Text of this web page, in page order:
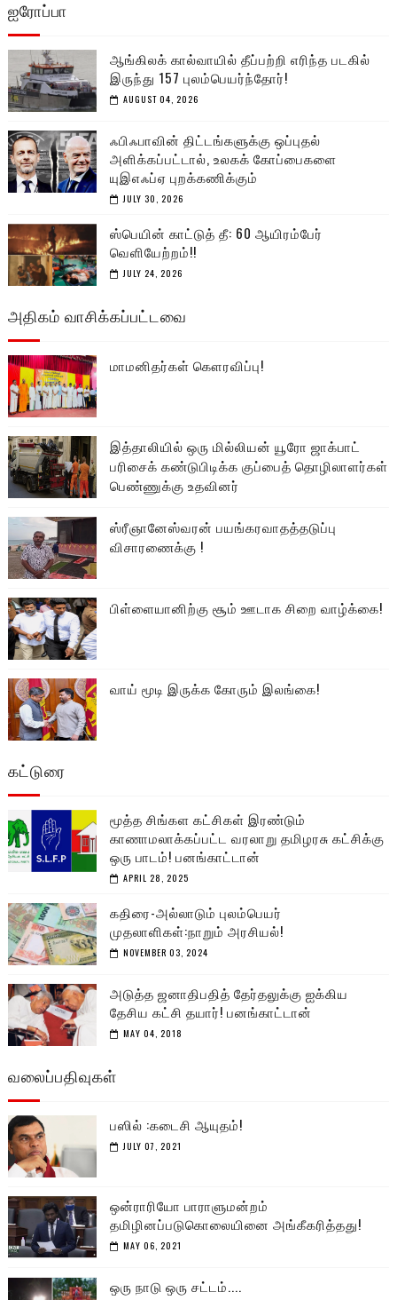
ஐரோப்பா
ஆங்கிலக் கால்வாயில் தீப்பற்றி எரிந்த படகில்
இருந்து 157 புலம்பெயர்ந்தோர்!
AUGUST 04, 2026
ஃபிஃபாவின் திட்டங்களுக்கு ஒப்புதல்
அளிக்கப்பட்டால், உலகக் கோப்பைகளை
யுஇஎஃப்ஏ புறக்கணிக்கும்
JULY 30, 2026
ஸ்பெயின் காட்டுத் தீ: 60 ஆயிரம்பேர்
வெளியேற்றம்!!
JULY 24, 2026
அதிகம் வாசிக்கப்பட்டவை
மாமனிதர்கள் கௌரவிப்பு!
இத்தாலியில் ஒரு மில்லியன் யூரோ ஜாக்பாட்
பரிசைக் கண்டுபிடிக்க குப்பைத் தொழிலாளர்கள்
பெண்ணுக்கு உதவினர்
ஸ்ரீஞானேஸ்வரன் பயங்கரவாதத்தடுப்பு
விசாரணைக்கு !
பிள்ளையானிற்கு சூம் ஊடாக சிறை வாழ்க்கை!
வாய் மூடி இருக்க கோரும் இலங்கை!
கட்டுரை
மூத்த சிங்கள கட்சிகள் இரண்டும்
காணாமலாக்கப்பட்ட வரலாறு தமிழரசு கட்சிக்கு
ஒரு பாடம்! பனங்காட்டான்
APRIL 28, 2025
கதிரை-அல்லாடும் புலம்பெயர்
முதலாளிகள்:நாறும் அரசியல்!
NOVEMBER 03, 2024
அடுத்த ஜனாதிபதித் தேர்தலுக்கு ஐக்கிய
தேசிய கட்சி தயார்! பனங்காட்டான்
MAY 04, 2018
வலைப்பதிவுகள்
பஸில் :கடைசி ஆயுதம்!
JULY 07, 2021
ஒன்ராரியோ பாராளுமன்றம்
தமிழினப்படுகொலையினை அங்கீகரித்தது!
MAY 06, 2021
ஒரு நாடு ஒரு சட்டம்....